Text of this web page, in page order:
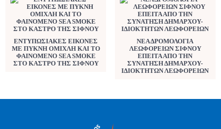
ΕΝΤΥΠΩΣΙΑΚΕΣ ΕΙΚΟΝΕΣ
ΜΕ ΠΥΚΝΗ ΟΜΙΧΛΗ ΚΑΙ ΤΟ
ΦΑΙΝΟΜΕΝΟ SEA SMOKE
ΣΤΟ ΚΑΣΤΡΟ ΤΗΣ ΣΙΦΝΟΥ
ΝΕΑ ΔΡΟΜΟΛΟΓΙΑ
ΛΕΩΦΟΡΕΙΩΝ ΣΙΦΝΟΥ
ΕΠΕΙΤΑ ΑΠΟ ΤΗΝ
ΣΥΝΑΤΗΣΗ ΔΗΜΑΡΧΟΥ-
ΙΔΙΟΚΤΗΤΩΝ ΛΕΩΦΟΡΕΙΩΝ